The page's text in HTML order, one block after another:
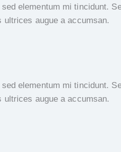
elementum mi tincidunt.
augue a accumsan.
elementum mi tincidunt.
augue a accumsan.